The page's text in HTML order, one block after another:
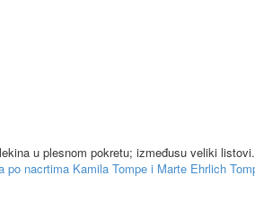
u plesnom pokretu; izmeđusu veliki listovi.
nacrtima Kamila Tompe i Marte Ehrlich